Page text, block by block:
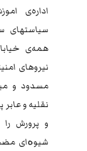
اداره‌ی
سیاستهای
همه‌ی
نیروهای
مسدود و
نقلیه‌ و
و پرورش‌ را
شیوەای